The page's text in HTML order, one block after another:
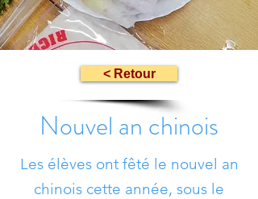
< Retour
Nouvel an chinois
Les élèves ont fêté le nouvel an
chinois cette année, sous le